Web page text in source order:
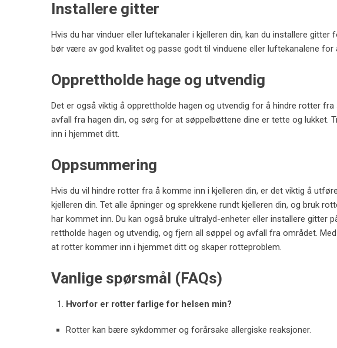
Installere gitter
Hvis du har vinduer eller luftekanaler i kjelleren din, kan du installere
bør være av god kvalitet og passe godt til vinduene eller luftekanalene
Opprettholde hage og utvendig
Det er også viktig å opprettholde hagen og utvendig for å hindre rotter
avfall fra hagen din, og sørg for at søppelbøttene dine er tette og lukket.
inn i hjemmet ditt.
Oppsummering
Hvis du vil hindre rotter fra å komme inn i kjelleren din, er det viktig å
kjelleren din. Tet alle åpninger og sprekkene rundt kjelleren din, og bruk
har kommet inn. Du kan også bruke ultralyd-enheter eller installere gitter
rettholde hagen og utvendig, og fjern all søppel og avfall fra området.
at rotter kommer inn i hjemmet ditt og skaper rotteproblem.
Vanlige spørsmål (FAQs)
Hvorfor er rotter farlige for helsen min?
Rotter kan bære sykdommer og forårsake allergiske reaksjoner.